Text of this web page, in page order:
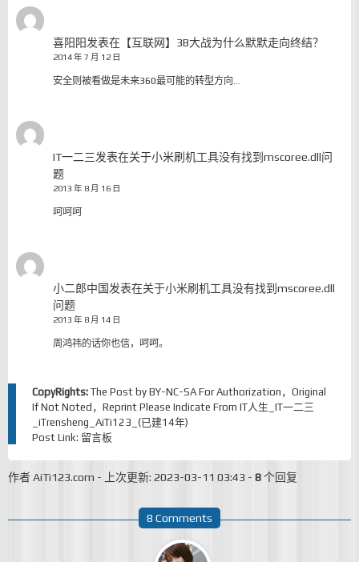
喜阳阳发表在【互联网】3B大战为什么默默走向终结？
2014 年 7 月 12 日
安全则被看做是未来360最可能的转型方向…
IT一二三发表在关于小米刷机工具没有找到mscoree.dll问
题
2013 年 8 月 16 日
呵呵呵
小二郎中国发表在关于小米刷机工具没有找到mscoree.dll
问题
2013 年 8 月 14 日
周鸿祎的话你也信，呵呵。
CopyRights: The Post by BY-NC-SA For Authorization，Original
If Not Noted，Reprint Please Indicate From IT人生_IT一二三
_iTrensheng_AiTi123_(已建14年)
Post Link: 留言板
作者AiTi123.com - 上次更新: 2023-03-11 03:43 - 8个回复
8 Comments